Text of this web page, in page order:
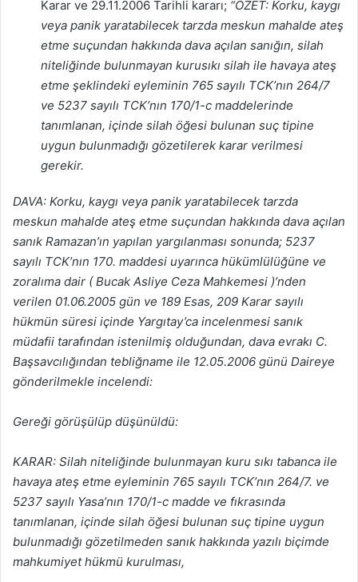
Karar ve 29.11.2006 Tarihli kararı; “ÖZET: Korku, kaygı
veya panik yaratabilecek tarzda meskun mahalde ateş
etme suçundan hakkında dava açılan sanığın, silah
niteliğinde bulunmayan kurusıkı silah ile havaya ateş
etme şeklindeki eyleminin 765 sayılı TCK’nın 264/7
ve 5237 sayılı TCK’nın 170/1-c maddelerinde
tanımlanan, içinde silah öğesi bulunan suç tipine
uygun bulunmadığı gözetilerek karar verilmesi
gerekir.
DAVA: Korku, kaygı veya panik yaratabilecek tarzda
meskun mahalde ateş etme suçundan hakkında dava açılan
sanık Ramazan’ın yapılan yargılanması sonunda; 5237
sayılı TCK’nın 170. maddesi uyarınca hükümlülüğüne ve
zoralıma dair ( Bucak Asliye Ceza Mahkemesi )’nden
verilen 01.06.2005 gün ve 189 Esas, 209 Karar sayılı
hükmün süresi içinde Yargıtay’ca incelenmesi sanık
müdafii tarafından istenilmiş olduğundan, dava evrakı C.
Başsavcılığından tebliğname ile 12.05.2006 günü Daireye
gönderilmekle incelendi:
Gereği görüşülüp düşünüldü:
KARAR: Silah niteliğinde bulunmayan kuru sıkı tabanca ile
havaya ateş etme eyleminin 765 sayılı TCK’nın 264/7. ve
5237 sayılı Yasa’nın 170/1-c madde ve fıkrasında
tanımlanan, içinde silah öğesi bulunan suç tipine uygun
bulunmadığı gözetilmeden sanık hakkında yazılı biçimde
mahkumiyet hükmü kurulması,